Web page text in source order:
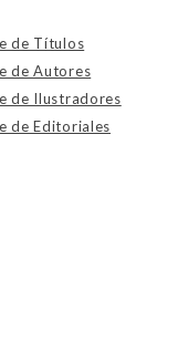
de Títulos
de Autores
de Ilustradores
de Editoriales